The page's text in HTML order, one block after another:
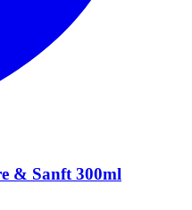
& Sanft 300ml